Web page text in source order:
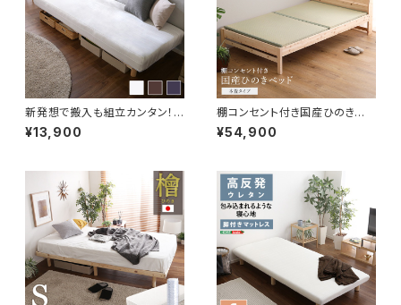
新発想で搬入も組立カンタン！
ほどよい弾力 脚付きロールマッ
トレス（ボンネルコイルスプリン
RM-01SS
¥13,900
棚コンセント付き国産ひのきベッ
ド 本畳タイプ【HINOKA-ヒノ
カ-】(シングル) SH-30-JPT
¥54,900